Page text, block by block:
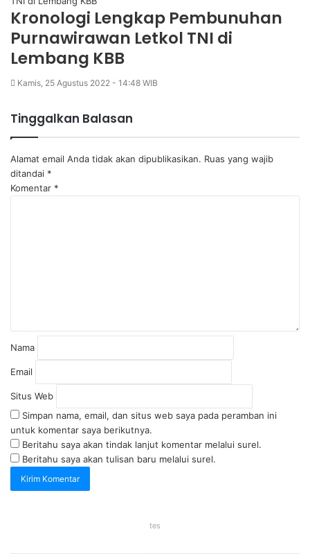
Kronologi Lengkap Pembunuhan
Purnawirawan Letkol TNI di
Lembang KBB
Kamis, 25 Agustus 2022 - 14:48 WIB
Tinggalkan Balasan
Alamat email Anda tidak akan dipublikasikan. Ruas yang wajib
ditandai *
Komentar *
Nama
Email
Situs Web
Simpan nama, email, dan situs web saya pada peramban ini
untuk komentar saya berikutnya.
Beritahu saya akan tindak lanjut komentar melalui surel.
Beritahu saya akan tulisan baru melalui surel.
tes